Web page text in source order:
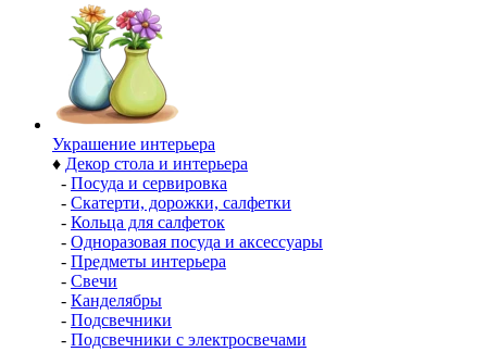
Украшение интерьера
♦ Декор стола и интерьера
- Посуда и сервировка
- Скатерти, дорожки, салфетки
- Кольца для салфеток
- Одноразовая посуда и аксессуары
- Предметы интерьера
- Свечи
- Канделябры
- Подсвечники
- Подсвечники с электросвечами